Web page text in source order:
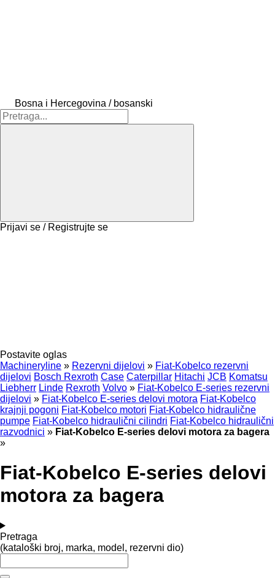
Bosna i Hercegovina / bosanski
Prijavi se / Registrujte se
Postavite oglas
Machineryline » Rezervni dijelovi » Fiat-Kobelco rezervni
dijelovi Bosch Rexroth Case Caterpillar Hitachi JCB Komatsu
Liebherr Linde Rexroth Volvo » Fiat-Kobelco E-series rezervni
dijelovi » Fiat-Kobelco E-series delovi motora Fiat-Kobelco
krajnji pogoni Fiat-Kobelco motori Fiat-Kobelco hidraulične
pumpe Fiat-Kobelco hidraulični cilindri Fiat-Kobelco hidraulični
razvodnici » Fiat-Kobelco E-series delovi motora za bagerа
»
Fiat-Kobelco E-series delovi
motora za bagerа
Pretraga
(kataloški broj, marka, model, rezervni dio)